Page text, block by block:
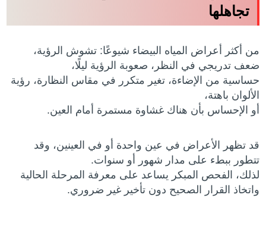
تجاهلها
من أكثر أعراض المياه البيضاء شيوعًا: تشوش الرؤية،
ضعف تدريجي في النظر، صعوبة الرؤية ليلًا،
حساسية من الإضاءة، تغير متكرر في مقاس النظارة، رؤية
الألوان باهتة،
أو الإحساس بأن هناك غشاوة مستمرة أمام العين.
قد تظهر الأعراض في عين واحدة أو في العينين، وقد
تتطور ببطء على مدار شهور أو سنوات.
لذلك، الفحص المبكر يساعد على معرفة المرحلة الحالية
واتخاذ القرار الصحيح دون تأخير غير ضروري.